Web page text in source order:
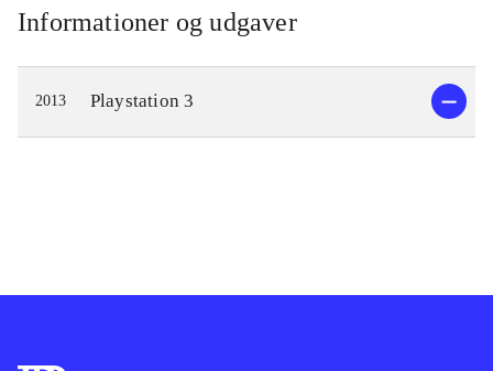
såkaldt kopi-verden - af menneskenes
manglende selvtillid og modstand
mod forandringerne. Overvinder man
disse udfordringer - inkl. svære
"bosses" - opfyldes ønskerne i "den
og andre typer af items.
Informationer og udgaver
2013 Playstation 3